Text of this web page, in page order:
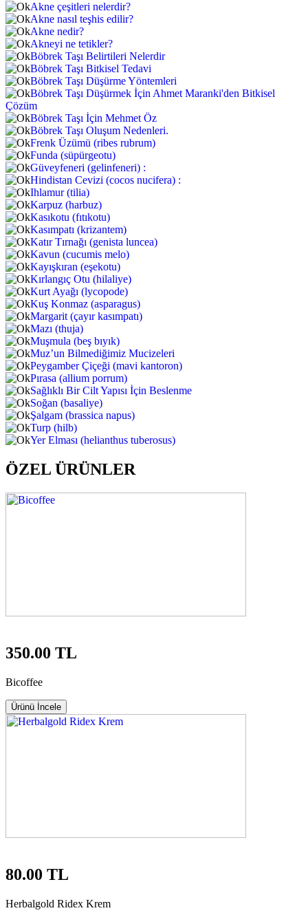
Akne çeşitleri nelerdir?
Akne nasıl teşhis edilir?
Akne nedir?
Akneyi ne tetikler?
Böbrek Taşı Belirtileri Nelerdir
Böbrek Taşı Bitkisel Tedavi
Böbrek Taşı Düşürme Yöntemleri
Böbrek Taşı Düşürmek İçin Ahmet Maranki'den Bitkisel
Çözüm
Böbrek Taşı İçin Mehmet Öz
Böbrek Taşı Oluşum Nedenleri.
Frenk Üzümü (ribes rubrum)
Funda (süpürgeotu)
Güveyfeneri (gelinfeneri) :
Hindistan Cevizi (cocos nucifera) :
Ihlamur (tilia)
Karpuz (harbuz)
Kasıkotu (fıtıkotu)
Kasımpatı (krizantem)
Katır Tırnağı (genista luncea)
Kavun (cucumis melo)
Kayışkıran (eşekotu)
Kırlangıç Otu (hilaliye)
Kurt Ayağı (lycopode)
Kuş Konmaz (asparagus)
Margarit (çayır kasımpatı)
Mazı (thuja)
Muşmula (beş bıyık)
Muz’un Bilmediğimiz Mucizeleri
Peygamber Çiçeği (mavi kantoron)
Pırasa (allium porrum)
Sağlıklı Bir Cilt Yapısı İçin Beslenme
Soğan (basaliye)
Şalgam (brassica napus)
Turp (hilb)
Yer Elması (helianthus tuberosus)
ÖZEL ÜRÜNLER
350.00 TL
Bicoffee
Ürünü İncele
80.00 TL
Herbalgold Ridex Krem